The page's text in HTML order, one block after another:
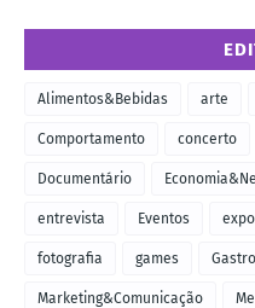
Alimentos&Bebidas arte
Comportamento concerto
Documentário
entrevista Eventos
fotografia games
Marketing&Comunicação